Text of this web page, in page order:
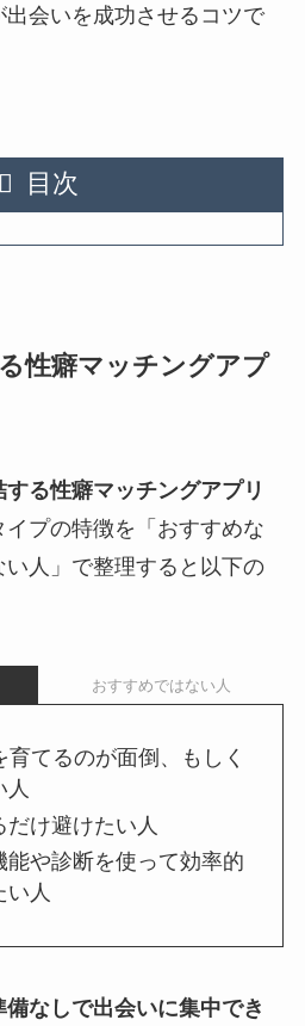
会いを成功させるコツで
目次
性癖マッチングアプ
る性癖マッチングアプリ
プの特徴を「おすすめな
い人」で整理すると以下の
おすすめではない人
育てるのが面倒、もしく
人
け避けたい人
能や診断を使って効率的
い人
備なしで出会いに集中でき